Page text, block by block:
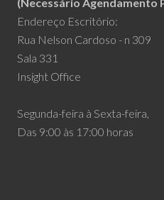
Endereço Escritório:
Rua Nelson Cardoso - n 309
Sala 331
Insight Office
Segunda-feira à Sexta-feira,
Das 9:00 às 17:00 horas